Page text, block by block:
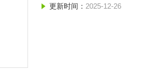
更新时间： 2025-12-26